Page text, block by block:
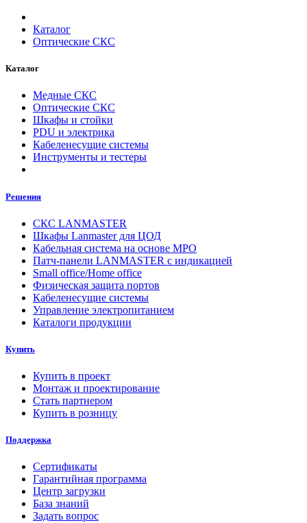
Каталог
Оптические СКС
Каталог
Медные СКС
Оптические СКС
Шкафы и стойки
PDU и электрика
Кабеленесущие системы
Инструменты и тестеры
Решения
СКС LANMASTER
Шкафы Lanmaster для ЦОД
Кабельная система на основе MPO
Патч-панели LANMASTER с индикацией
Small office/Home office
Физическая защита портов
Кабеленесущие системы
Управление электропитанием
Каталоги продукции
Купить
Купить в проект
Монтаж и проектирование
Стать партнером
Купить в розницу
Поддержка
Сертификаты
Гарантийная программа
Центр загрузки
База знаний
Задать вопрос